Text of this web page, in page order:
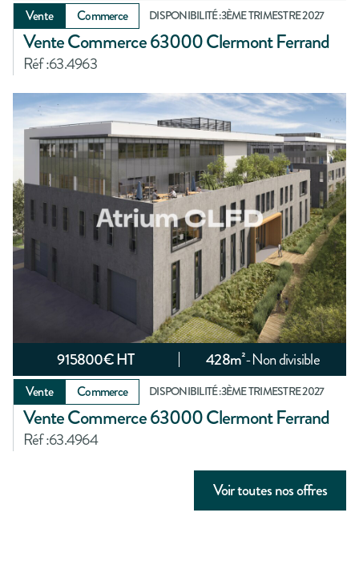
Voir toutes nos offres
Vente Commerce DISPONIBILITÉ :3ÈME TRIMESTRE 2027
Vente Commerce 63000 Clermont Ferrand
Réf :63.4963
915800€ HT 428m²-Non divisible
Vente Commerce DISPONIBILITÉ :3ÈME TRIMESTRE 2027
Vente Commerce 63000 Clermont Ferrand
Réf :63.4964